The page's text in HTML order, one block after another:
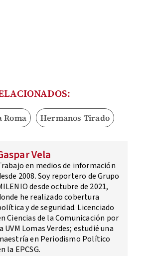
Roma Hermanos Tirado
Vela
en medios de información
2008. Soy reportero de Grupo
desde octubre de 2021,
he realizado cobertura
y de seguridad. Licenciado
Ciencias de la Comunicación por
UVM Lomas Verdes; estudié una
en Periodismo Político
la EPCSG.